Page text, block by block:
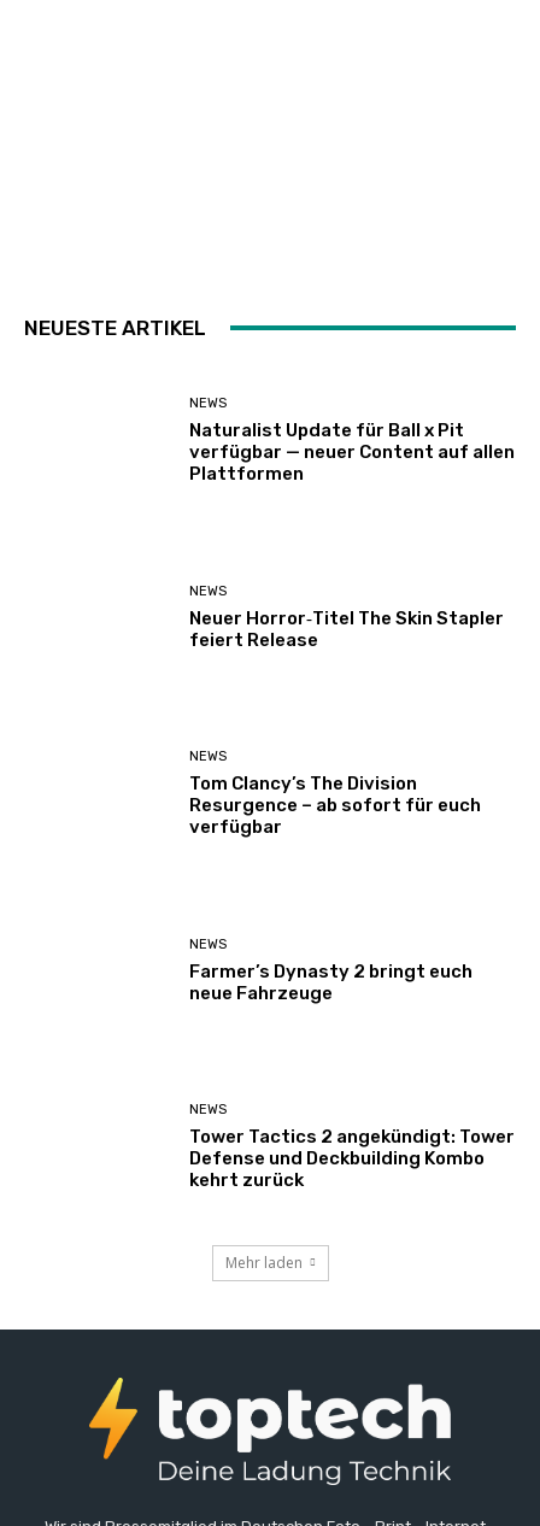
NEUESTE ARTIKEL
NEWS
Naturalist Update für Ball x Pit
verfügbar — neuer Content auf allen
Plattformen
NEWS
Neuer Horror‑Titel The Skin Stapler
feiert Release
NEWS
Tom Clancy’s The Division
Resurgence – ab sofort für euch
verfügbar
NEWS
Farmer’s Dynasty 2 bringt euch
neue Fahrzeuge
NEWS
Tower Tactics 2 angekündigt: Tower
Defense und Deckbuilding Kombo
kehrt zurück
Mehr laden